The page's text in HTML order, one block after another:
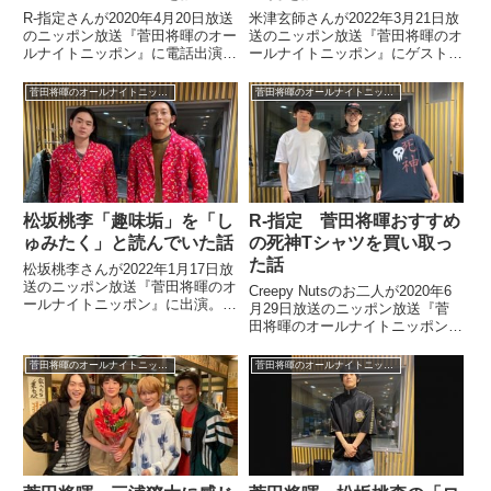
R-指定さんが2020年4月20日放送
のニッポン放送『菅田将暉のオー
ルナイトニッポン』に電話出演。
ホップ」について話していまし
た。（菅田将暉）今日は何してま
した？（R-指定）今日はですね、
リモートで……これ、情...
米津玄師さんが2022年3月21日放
送のニッポン放送『菅田将暉のオ
ールナイトニッポン』にゲスト出
る」と聞かされた際の模様を話し
ていました。
菅田将暉のオールナイトニッポン
松坂桃李「趣味垢」を「し
ゅみたく」と読んでいた話
松坂桃李さんが2022年1月17日放
送のニッポン放送『菅田将暉のオ
ールナイトニッポン』に出演。松
読んでいたことが発覚していまし
た。
菅田将暉のオールナイトニッポン
R-指定 菅田将暉おすすめ
の死神Tシャツを買い取っ
た話
Creepy Nutsのお二人が2020年6
月29日放送のニッポン放送『菅
田将暉のオールナイトニッポン』
MV撮影時、菅田将暉がおすすめ
してきた「死神」と書かれたTシ
ャツをR-指定さんが気に入って買
い取った話をして...
菅田将暉のオールナイトニッポン 菅田将暉のオールナイトニッポン